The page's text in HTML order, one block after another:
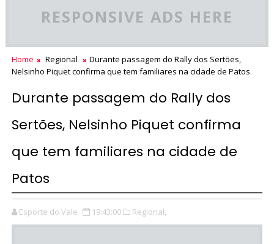
RESPONSIVE ADS HERE
Home Regional
Durante passagem do Rally dos Sertões,
Nelsinho Piquet confirma que tem familiares na cidade de Patos
Durante passagem do Rally dos
Sertões, Nelsinho Piquet confirma
que tem familiares na cidade de
Patos
Esporte do Vale 19:43:00 Regional,